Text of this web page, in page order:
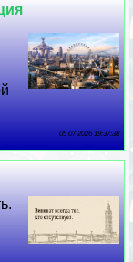
05 07 2026 19:37:38